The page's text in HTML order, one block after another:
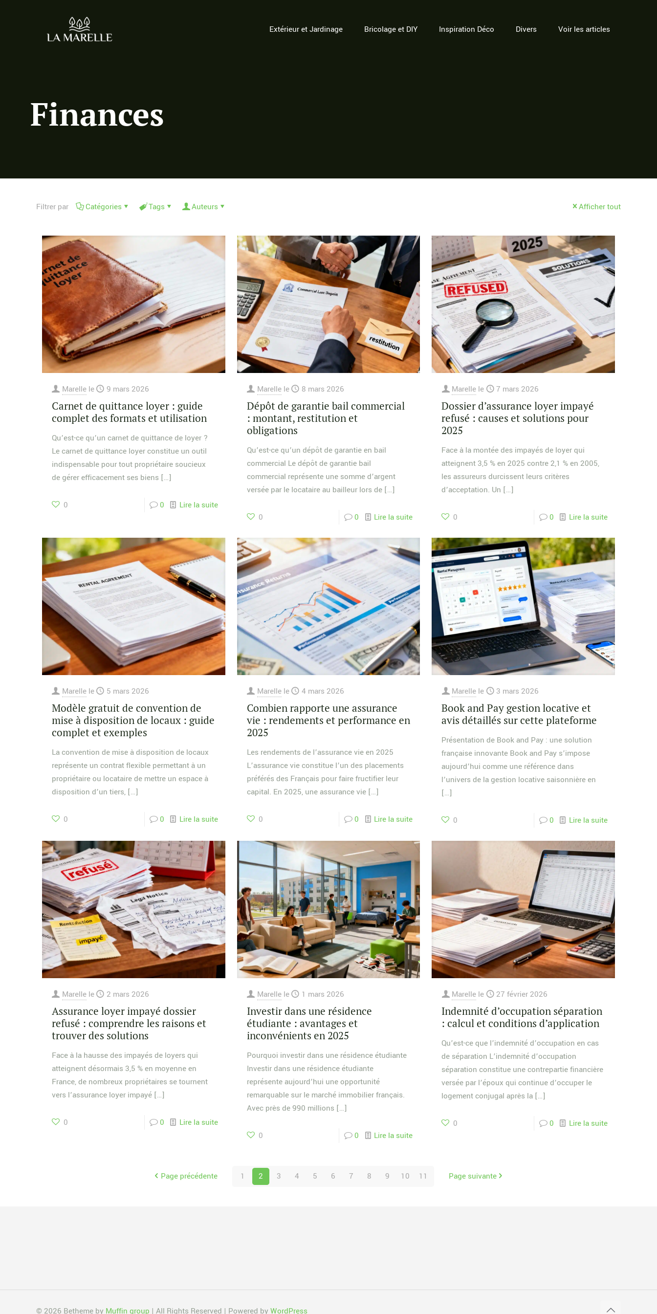
Extérieur et Jardinage Bricolage et DIY Inspiration Déco Divers Voir les articles
Finances
Filtrer par Catégories Tags Auteurs Afficher tout
Marelle le 9 mars 2026
Carnet de quittance loyer : guide
complet des formats et utilisation
Qu’est-ce qu’un carnet de quittance de loyer ?
Le carnet de quittance loyer constitue un outil
indispensable pour tout propriétaire soucieux
de gérer efficacement ses biens […]
0 0 Lire la suite
Marelle le 8 mars 2026
Dépôt de garantie bail commercial
: montant, restitution et
obligations
Qu’est-ce qu’un dépôt de garantie en bail
commercial Le dépôt de garantie bail
commercial représente une somme d’argent
versée par le locataire au bailleur lors de[…]
0 0 Lire la suite
Marelle le 7 mars 2026
Dossier d’assurance loyer impayé
refusé : causes et solutions pour
2025
Face à la montée des impayés de loyer qui
atteignent 3,5 % en 2025 contre 2,1 % en 2005,
les assureurs durcissent leurs critères
d’acceptation. Un […]
0 0 Lire la suite
Marelle le 5 mars 2026
Modèle gratuit de convention de
mise à disposition de locaux : guide
complet et exemples
La convention de mise à disposition de locaux
représente un contrat flexible permettant à un
propriétaire ou locataire de mettre un espace à
disposition d’un tiers,[…]
0 0 Lire la suite
Marelle le 4 mars 2026
Combien rapporte une assurance
vie : rendements et performance en
2025
Les rendements de l’assurance vie en 2025
L’assurance vie constitue l’un des placements
préférés des Français pour faire fructifier leur
capital. En 2025, une assurance vie[…]
0 0 Lire la suite
Marelle le 3 mars 2026
Book and Pay gestion locative et
avis détaillés sur cette plateforme
Présentation de Book and Pay : une solution
française innovante Book and Pay s’impose
aujourd’hui comme une référence dans
l’univers de la gestion locative saisonnière en
[…]
0 0 Lire la suite
Marelle le 2 mars 2026
Assurance loyer impayé dossier
refusé : comprendre les raisons et
trouver des solutions
Face à la hausse des impayés de loyers qui
atteignent désormais 3,5 % en moyenne en
France, de nombreux propriétaires se tournent
vers l’assurance loyer impayé[…]
0 0 Lire la suite
Marelle le 1 mars 2026
Investir dans une résidence
étudiante : avantages et
inconvénients en 2025
Pourquoi investir dans une résidence étudiante
Investir dans une résidence étudiante
représente aujourd’hui une opportunité
remarquable sur le marché immobilier français.
Avec près de 990 millions […]
0 0 Lire la suite
Marelle le 27 février 2026
Indemnité d’occupation séparation
: calcul et conditions d’application
Qu’est-ce que l’indemnité d’occupation en cas
de séparation L’indemnité d’occupation
séparation constitue une contrepartie financière
versée par l’époux qui continue d’occuper le
logement conjugal après la […]
0 0 Lire la suite
Page précédente 1 2 3 4 5 6 7 8 9 10 11 Page suivante
© 2026 Betheme by Muffin group | All Rights Reserved | Powered byWordPress